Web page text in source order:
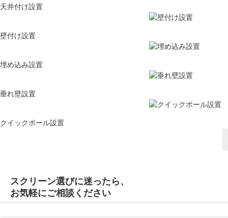
天井付け設置
壁付け設置
埋め込み設置
垂れ壁設置
クイックポール設置
スクリーン選びに迷ったら、
お気軽にご相談ください